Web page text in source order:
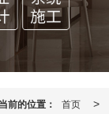
前的位置： 首页 >